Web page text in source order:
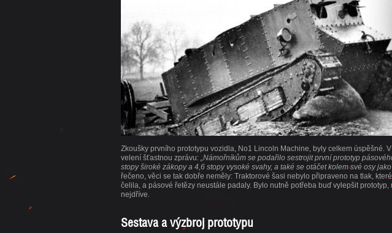
Průvodce Twitch Drops
Zkoušky prvního prototypu vozidla, No1 Lincoln Machine, byly celkem úspěšné.
velení šťastnou zprávu: „Námořníkům se podařilo sestrojit první prototyp
stopy široké zákopy a 4,6 stopy vysoké svahy, a také se otáčet kolem své osy
řečeno, věci se tak dobře neměly: Traktorové šasi nebylo připraveno na tlak,
čelila, a pásové řetězy neustále padaly. Bylo nutně potřeba buď vylepšit
nejdříve.
Sestava a výzbroj prototypu